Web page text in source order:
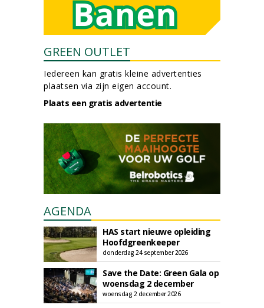
GREEN OUTLET
Iedereen kan gratis kleine advertenties
plaatsen via zijn eigen account.
Plaats een gratis advertentie
AGENDA
HAS start nieuwe opleiding
Hoofdgreenkeeper
donderdag 24 september 2026
Save the Date: Green Gala op
woensdag 2 december
woensdag 2 december 2026